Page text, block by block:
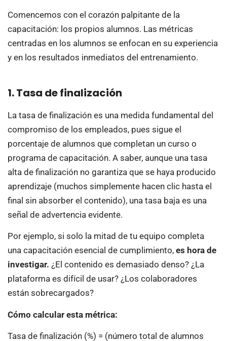
Comencemos con el corazón palpitante de la
capacitación: los propios alumnos. Las métricas
centradas en los alumnos se enfocan en su experiencia
y en los resultados inmediatos del entrenamiento.
1. Tasa de finalización
La tasa de finalización es una medida fundamental del
compromiso de los empleados, pues sigue el
porcentaje de alumnos que completan un curso o
programa de capacitación. A saber, aunque una tasa
alta de finalización no garantiza que se haya producido
aprendizaje (muchos simplemente hacen clic hasta el
final sin absorber el contenido), una tasa baja es una
señal de advertencia evidente.
Por ejemplo, si solo la mitad de tu equipo completa
una capacitación esencial de cumplimiento, es hora de
investigar. ¿El contenido es demasiado denso? ¿La
plataforma es difícil de usar? ¿Los colaboradores
están sobrecargados?
Cómo calcular esta métrica:
Tasa de finalización (%) = (número total de alumnos